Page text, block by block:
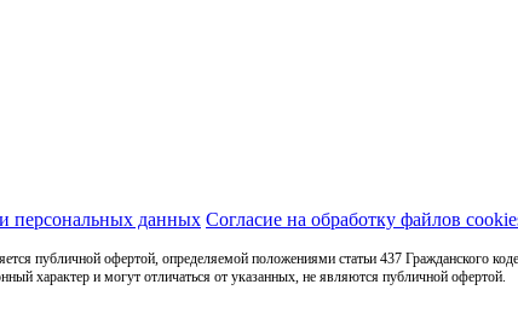
персональных данных Согласие на обработку файлов
публичной офертой, определяемой положениями статьи 437 Гражданского
характер и могут отличаться от указанных, не являются публичной офертой.